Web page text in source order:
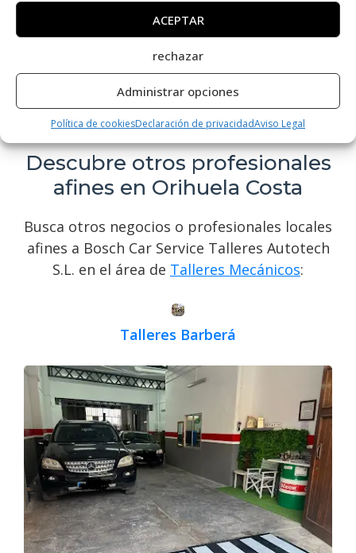
ACEPTAR
rechazar
Administrar opciones
Política de cookiesDeclaración de privacidadAviso Legal
de confianza para tu vehículo, no dudes en
contactar con Bosch Car Service Talleres
Autotech S.L. para obtener un servicio
excepcional. Encuentra sus datos de
contacto en esta web.
Descubre otros profesionales
afines en Orihuela Costa
Busca otros negocios o profesionales locales
afines a Bosch Car Service Talleres Autotech
S.L. en el área de Talleres Mecánicos:
Talleres Barberá